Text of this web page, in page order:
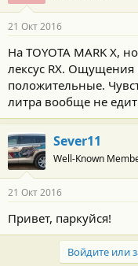
21 Окт 2016
На TOYOTA MARK X,
лексус RX. Ощущения
положительные.
литра вообще не едит
Sever11
Well-Known
21 Окт 2016
Привет, паркуйся!
Войдите или